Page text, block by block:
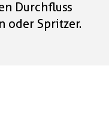
Durchfluss
oder Spritzer.